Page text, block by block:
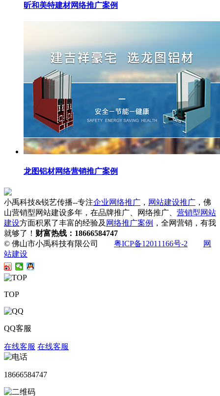
昕和美特建材网络推广案例
龙图铝材网络营销推广案例
小禹科技&锐艺传播--专注企业网络推广 ， 网站建设推广 ，佛
山营销型网站建设多年，在品牌推广、网络推广、 营销型网站
建设方面积累了丰富的经验及 网络推广案例 ，全网营销，有我
就够了！ 财富热线：18666584747
© 佛山市小禹科技有限公司 粤ICP备12011166号-2
网
站建设
TOP
QQ客服
在线客服 在线客服
18666584747